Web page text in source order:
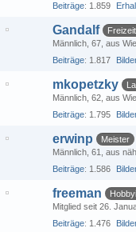
Beiträge 1.859
Gandalf
Männlich 67 aus
Beiträge 1.817
mkopetzky
Männlich 62 aus
Beiträge 1.795
erwinp
Meister
Männlich 61 aus
Beiträge 1.586
freeman
Mitglied seit 26.
Beiträge 1.476